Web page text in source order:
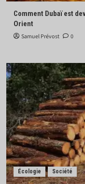
Comment Dubaï est
Orient
Samuel Prévost 0
Écologie Société